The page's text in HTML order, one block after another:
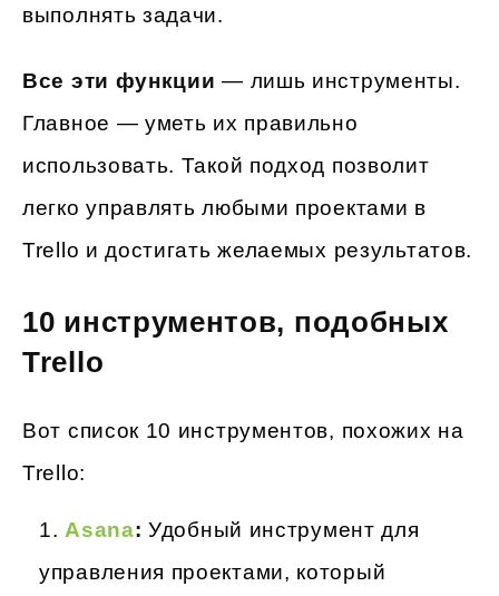
выполнять задачи.
Все эти функции — лишь инструменты.
Главное — уметь их правильно
использовать. Такой подход позволит
легко управлять любыми проектами в
Trello и достигать желаемых результатов.
10 инструментов, подобных
Trello
Вот список 10 инструментов, похожих на
Trello:
Asana: Удобный инструмент для
управления проектами, который